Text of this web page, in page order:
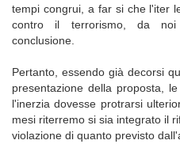
tempi congrui, a far si che l'iter
contro il terrorismo, da
conclusione.
Pertanto, essendo già decorsi
presentazione della proposta,
l'inerzia dovesse protrarsi
mesi riterremo si sia integrato il
violazione di quanto previsto